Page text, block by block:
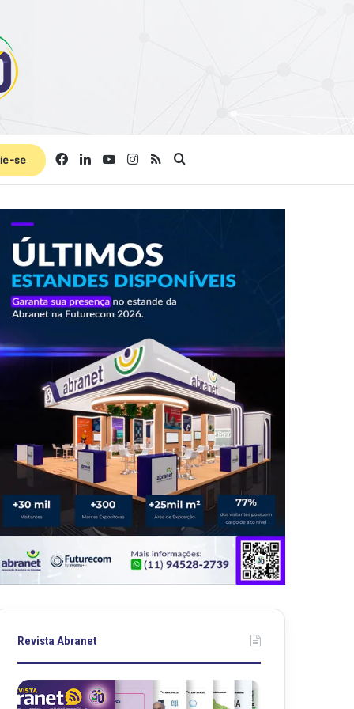
se FacebookLinkedinYouTubeInstagram
RSS
Revista Abranet
R
e